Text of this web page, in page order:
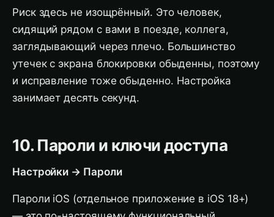
Риск здесь не изощрённый. Это человек,
сидящий рядом с вами в поезде, коллега,
заглядывающий через плечо. Большинство
утечек с экрана блокировки обыденны, поэтому
и исправление тоже обыденно. Настройка
занимает десять секунд.
10. Пароли и ключи доступа
Настройки → Пароли
Пароли iOS (отдельное приложение в iOS 18+)